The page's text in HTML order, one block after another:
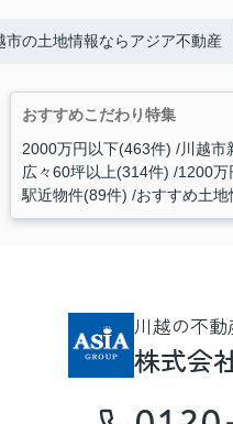
市の土地情報ならアジア不動産
おすすめこだわり特集
2000万円以下(463件) 川越市
広々60坪以上(314件) 1200万
駅近物件(89件) おすすめ土地
川越の不
株式会